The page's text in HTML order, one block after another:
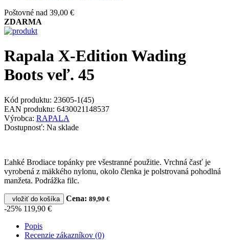
Poštovné nad 39,00 €
ZDARMA
Rapala X-Edition Wading
Boots veľ. 45
Kód produktu: 23605-1(45)
EAN produktu: 6430021148537
Výrobca: RAPALA
Dostupnosť: Na sklade
Ľahké Brodiace topánky pre všestranné použitie. Vrchná časť je
vyrobená z mäkkého nylonu, okolo členka je polstrovaná pohodlná
manžeta. Podrážka filc.
vložiť do košíka Cena: 89,90 €
-25% 119,90 €
Popis
Recenzie zákazníkov (0)